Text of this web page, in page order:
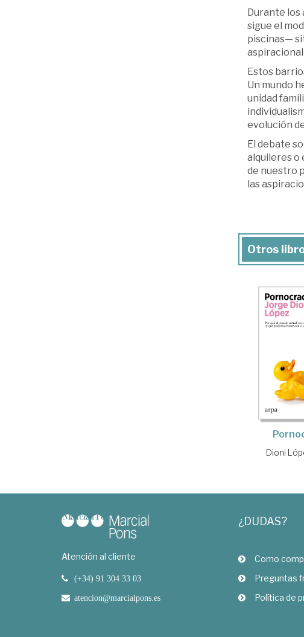
Durante los
sigue el
piscinas—
aspiracional
Estos
Un mundo
unidad
evolución
El debate
alquileres o
de nuestro
las
Otros
Dioni
Atención al cliente
(+34) 91 304 33 03
atencion@marcialpons.es
¿DUDAS?
Como
Preguntas
Política de